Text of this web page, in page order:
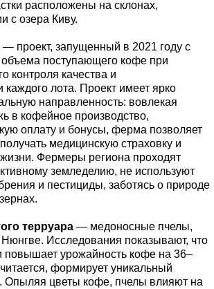
расположены на склонах,
с озера Киву.
— проект, запущенный в 2021 году с
поступающего кофе при
контроля качества и
лота. Проект имеет ярко
направленность: вовлекая
в кофейное производство,
оплату и бонусы, ферма позволяет
медицинскую страховку и
Фермеры региона проходят
земледелию, не используют
и пестициды, заботясь о природе
терруара — медоносные пчелы,
Исследования показывают, что
повышает урожайность кофе на 36–
формирует уникальный
Опыляя цветы кофе, пчелы влияют на